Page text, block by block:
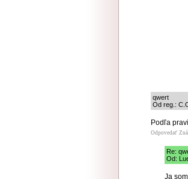
qwert
Od reg.:
Podľa
Odpovedať
Re:
Od:
Ja